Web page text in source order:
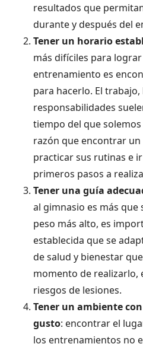
resultados que
durante y después del
Tener un horario
más difíciles para
entrenamiento es
para hacerlo. El
responsabilidades
tiempo del que
razón que encontrar
practicar sus rutinas e
primeros pasos a
Tener una guía
al gimnasio es más
peso más alto, es
establecida que se
de salud y bienestar
momento de realizarlo,
riesgos de lesiones.
Tener un ambiente
gusto: encontrar el
los entrenamientos no